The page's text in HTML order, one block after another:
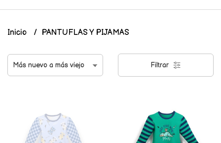
Inicio PANTUFLAS Y PIJAMAS
Filtrar